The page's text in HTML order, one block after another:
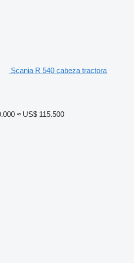
Scania R 540 cabeza tractora
≈ US$ 115.500